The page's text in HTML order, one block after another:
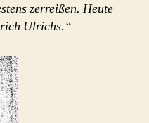
zerreißen. Heute
Ulrichs.“